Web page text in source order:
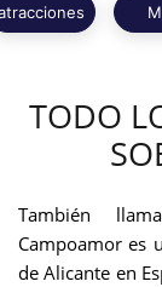
TODO
También
Campoamor es
de Alicante en